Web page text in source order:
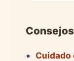
Cuidado